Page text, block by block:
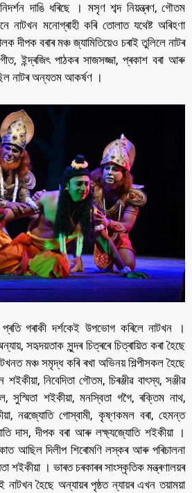
দাঙি ধৰিছে । মসৃণ শব্দ নিয়ন্ত্ৰণ, গৌতম
নাটখন মনোগ্ৰাহী কৰি তোলাত যথেষ্ট অৰিহণা
দীপক বৰাৰ মঞ্চ জ্যামিতিয়েও চৰাই তুলিলে নাটৰ
ইন্দ্ৰজিৎ পাঠকৰ সাজসজ্জা, প্ৰকাশ বৰা আৰু
নাটৰ অন্যতম আকৰ্ষণ ।
গৰাকী দৰ্শকেই উপভোগ কৰিলে নাটখন ।
সহৃদয়তাক সুন্দৰ চিত্ৰৰে চিত্ৰায়িত কৰা হৈছে
মঞ্চ সমৃদ্ধ কৰি ৰখা অভিনয় শিল্পীসকল হৈছে
নিবেদিতা গৌতম, চিৰঞ্জীৱ বাৎস্য, সঞ্জীৱ
সুস্মিতা শইকীয়া, মনস্বিতা গগৈ, ৰক্তিম নাথ,
নৱজ্যোতি গোস্বামী, কৃষ্ণকমল বৰা, হেমন্ত
দাস, দীপক বৰা আৰু লক্ষ্যজ্যোতি শইকীয়া ।
আছিল দিলীপ শিৰোমণি লস্কৰ আৰু পৰিচালনা
শইকীয়া । ভাৰত চৰকাৰৰ সাংস্কৃতিক মন্ত্ৰণালয়ৰ
নাটখন হৈছে অন্যায়ৰ পৃষ্ঠত ন্যায়ৰ এখন তয়াময়া